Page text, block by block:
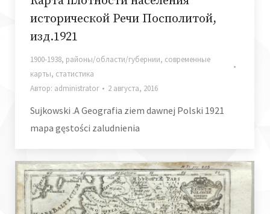
исторической Речи Посполитой,
изд.1921
1900-1938, районы/области/губернии, современные
карты, статистика
Автор: administrator 2 августа, 2016
Sujkowski .A Geografia ziem dawnej Polski 1921
mapa gęstości zaludnienia